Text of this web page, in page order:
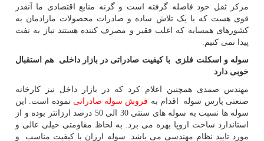
مرکز ثقل خود فاصله گرفته است و گرنه منابع اقتصادی ما آنقدر
قوی هست که با یک تلاش ساده و صادرات محصولات مازادمان به
کشورهای همسایه که اغلب فقیر و مصرف کننده هستند نیاز به نفت
پیدا نمی کنیم.
سوله و اسکلت فلزی با کیفیت صادراتی در بازار داخلی هم استقبال
خوبی دارد
مهندس صمدی همچنین اعلام کرد که در بازار داخل نیز کارخانه
صنعتی پارس سوله اقدام به فروش سوله صادراتی نموده است. این
سوله ها نسبت به سوله های سنتی 30 الی 50 درصد ارزانتر بوده و از
استاندارد ساخت اروپا بهره می برد. به لحاظ مقاومتی خیلی عالی و
مورد تایید نظام مهندسی می باشد. سوله ارزان با کیفیت مناسب و